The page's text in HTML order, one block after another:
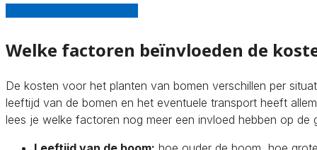
Welke factoren beïnvloeden de
De kosten voor het planten van bomen verschillen per
leeftijd van de bomen en het eventuele transport heeft
lees je welke factoren nog meer een invloed hebben op de